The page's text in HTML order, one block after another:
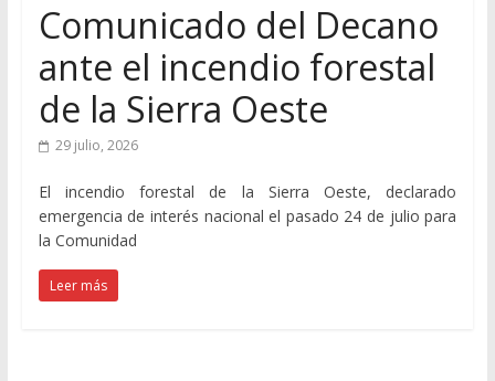
Comunicado del Decano
ante el incendio forestal
de la Sierra Oeste
29 julio, 2026
El incendio forestal de la Sierra Oeste, declarado
emergencia de interés nacional el pasado 24 de julio para
la Comunidad
Leer más